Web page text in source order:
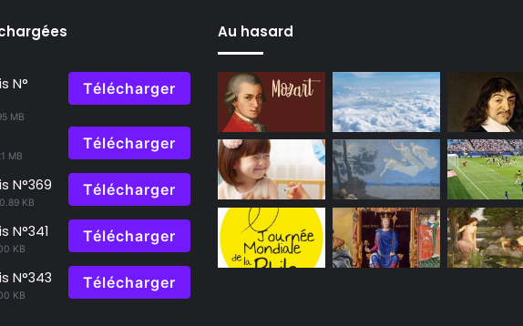
N°
MB
Télécharger
MB
Télécharger
N°369
KB
Télécharger
N°341
KB
Télécharger
N°343
KB
Télécharger
Au hasard